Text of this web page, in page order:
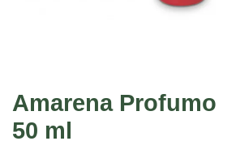
Amarena Profumo
50 ml